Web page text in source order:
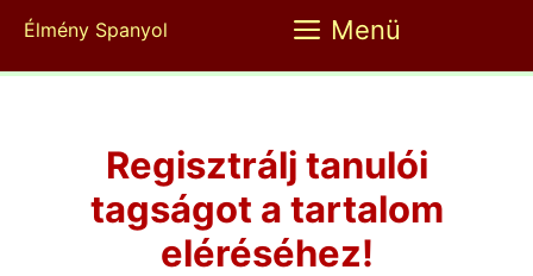
Kilépés
tartalomba
Élmény Spanyol Menü
Regisztrálj tanulói
tagságot a tartalom
eléréséhez!